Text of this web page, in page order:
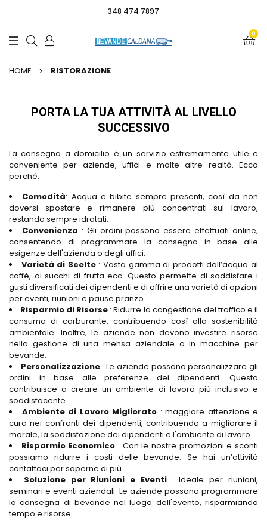
348 474 7897
0
HOME RISTORAZIONE
PORTA LA TUA ATTIVITÀ AL LIVELLO
SUCCESSIVO
La consegna a domicilio è un servizio estremamente utile e
conveniente per aziende, uffici e molte altre realtà. Ecco
perché:
Comodità: Acqua e bibite sempre presenti, così da non
doversi spostare e rimanere più concentrati sul lavoro,
restando sempre idratati.
Convenienza : Gli ordini possono essere effettuati online,
consentendo di programmare la consegna in base alle
esigenze dell'azienda o degli uffici.
Varietà di Scelte : Vasta gamma di prodotti dall’acqua al
caffè, ai succhi di frutta ecc. Questo permette di soddisfare i
gusti diversificati dei dipendenti e di offrire una varietà di opzioni
per eventi, riunioni e pause pranzo.
Risparmio di Risorse : Ridurre la congestione del traffico e il
consumo di carburante, contribuendo così alla sostenibilità
ambientale. Inoltre, le aziende non devono investire risorse
nella gestione di una mensa aziendale o in macchine per
bevande.
Personalizzazione : Le aziende possono personalizzare gli
ordini in base alle preferenze dei dipendenti. Questo
contribuisce a creare un ambiente di lavoro più inclusivo e
soddisfacente.
Ambiente di Lavoro Migliorato : maggiore attenzione e
cura nei confronti dei dipendenti, contribuendo a migliorare il
morale, la soddisfazione dei dipendenti e l'ambiente di lavoro.
Risparmio Economico : Con le nostre promozioni e sconti
possiamo ridurre i costi delle bevande. Se hai un’attività
contattaci per saperne di più.
Soluzione per Riunioni e Eventi : Ideale per riunioni,
seminari e eventi aziendali. Le aziende possono programmare
la consegna di bevande nel luogo dell'evento, risparmiando
tempo e risorse.